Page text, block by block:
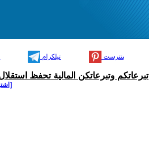
تيلكرام بنترست
تبرعاتكم وتبرعاتكن المالية تحفظ